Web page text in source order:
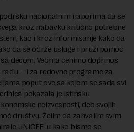
nacionalnim naporima da se
kroz nabavku kritično potrebne
kao i kroz informisanje kako da
da se održe usluge i pruži pomoć
decom. Veoma cenimo doprinos
– i za redovne programe za
poput ove sa kojom se sada svi
pokazala je istinsku
neizvesnosti, deo svojih
društvu. Želim da zahvalim svim
UNICEF-u kako bismo se